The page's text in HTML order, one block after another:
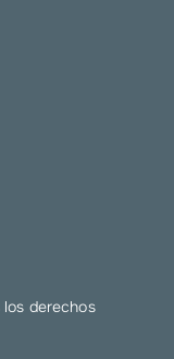
derechos